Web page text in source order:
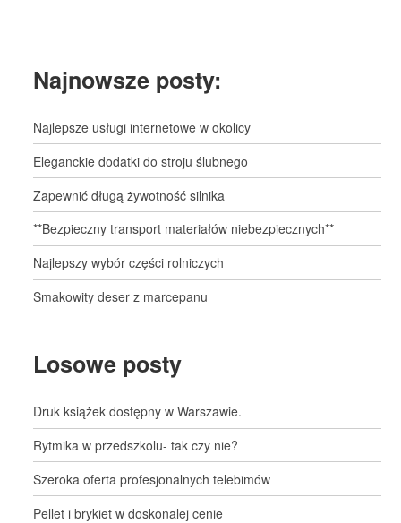
Najnowsze posty:
Najlepsze usługi internetowe w okolicy
Eleganckie dodatki do stroju ślubnego
Zapewnić długą żywotność silnika
**Bezpieczny transport materiałów niebezpiecznych**
Najlepszy wybór części rolniczych
Smakowity deser z marcepanu
Losowe posty
Druk książek dostępny w Warszawie.
Rytmika w przedszkolu- tak czy nie?
Szeroka oferta profesjonalnych telebimów
Pellet i brykiet w doskonalej cenie